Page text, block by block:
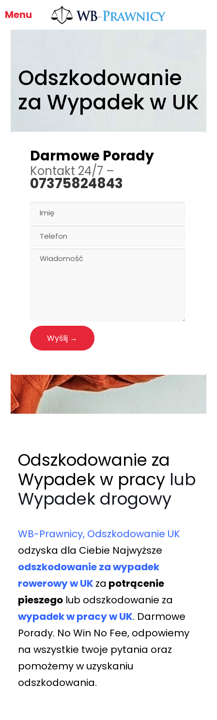
Menu
Odszkodowanie
za Wypadek w UK
Darmowe Porady
Kontakt 24/7 –
07375824843
Please leave this field empty.
Odszkodowanie za
Wypadek w pracylub
Wypadek drogowy
WB-Prawnicy, Odszkodowanie UK
odzyska dla Ciebie Najwyższe
odszkodowanieza wypadek
rowerowy w UK za potrącenie
pieszegolub odszkodowanie za
wypadek w pracy w UK. Darmowe
Porady. No Win No Fee, odpowiemy
na wszystkie twoje pytania oraz
pomożemy w uzyskaniu
odszkodowania.